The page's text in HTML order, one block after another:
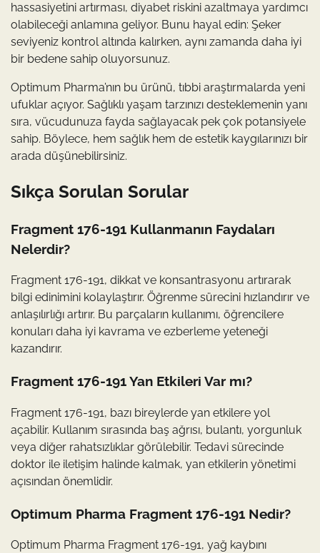
hassasiyetini artırması, diyabet riskini azaltmaya yardımcı
olabileceği anlamına geliyor. Bunu hayal edin: Şeker
seviyeniz kontrol altında kalırken, aynı zamanda daha iyi
bir bedene sahip oluyorsunuz.
Optimum Pharma’nın bu ürünü, tıbbi araştırmalarda yeni
ufuklar açıyor. Sağlıklı yaşam tarzınızı desteklemenin yanı
sıra, vücudunuza fayda sağlayacak pek çok potansiyele
sahip. Böylece, hem sağlık hem de estetik kaygılarınızı bir
arada düşünebilirsiniz.
Sıkça Sorulan Sorular
Fragment 176-191 Kullanmanın Faydaları
Nelerdir?
Fragment 176-191, dikkat ve konsantrasyonu artırarak
bilgi edinimini kolaylaştırır. Öğrenme sürecini hızlandırır ve
anlaşılırlığı artırır. Bu parçaların kullanımı, öğrencilere
konuları daha iyi kavrama ve ezberleme yeteneği
kazandırır.
Fragment 176-191 Yan Etkileri Var mı?
Fragment 176-191, bazı bireylerde yan etkilere yol
açabilir. Kullanım sırasında baş ağrısı, bulantı, yorgunluk
veya diğer rahatsızlıklar görülebilir. Tedavi sürecinde
doktor ile iletişim halinde kalmak, yan etkilerin yönetimi
açısından önemlidir.
Optimum Pharma Fragment 176-191 Nedir?
Optimum Pharma Fragment 176-191, yağ kaybını